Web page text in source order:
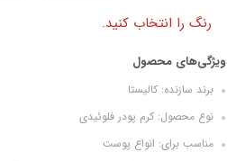
رنگ را انتخاب کنید.
ویژگی‌های محصول
برند سازنده: کالیستا
نوع محصول: کرم پودر فلوئیدی
مناسب برای: انواع پوست